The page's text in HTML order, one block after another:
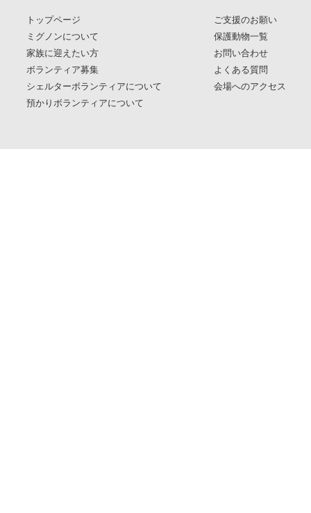
トップページ
ミグノンについて
家族に迎えたい方
ボランティア募集
シェルターボランティアについて
預かりボランティアについて
ご支援のお願い
保護動物一覧
お問い合わせ
よくある質問
会場へのアクセス